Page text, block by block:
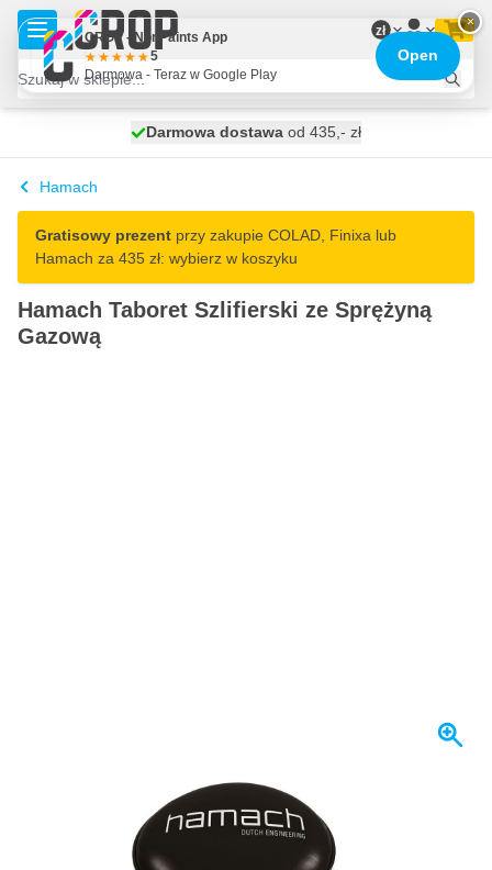
Przejdź do treści
zł
wysyłka jutro
Darmowa dostawa od 435,- zł
100 dni
Hamach
Gratisowy prezent przy zakupie COLAD, Finixa lub
Hamach za 435 zł: wybierz w koszyku
Hamach Taboret Szlifierski ze Sprężyną
Gazową
zł
×
CROP - NonPaints App
5
Darmowa - Teraz w Google Play
Open